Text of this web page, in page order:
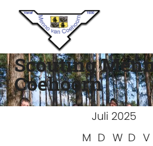
Scouting
Coehoorn
Juli 2025
M D W D V